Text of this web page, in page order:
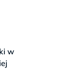
za
ow